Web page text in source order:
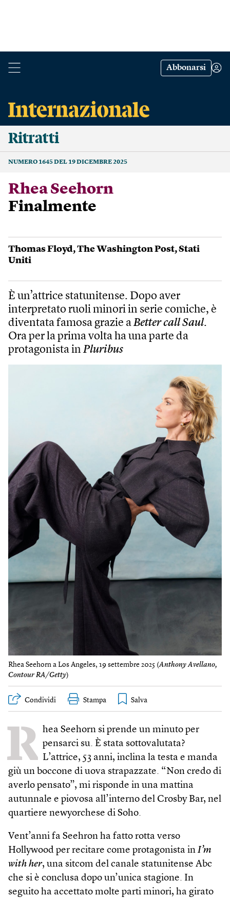
Abbonarsi
Ritratti
NUMERO 1645 DEL 19 DICEMBRE 2025
Rhea Seehorn
Finalmente
Thomas Floyd,The Washington Post,Stati
Uniti
È un’attrice statunitense. Dopo aver
interpretato ruoli minori in serie comiche, è
diventata famosa grazie aBetter call Saul.
Ora per la prima volta ha una parte da
protagonista in Pluribus
Rhea Seehorn a Los Angeles, 19 settembre 2025 (Anthony Avellano,
Contour RA/Getty)
Condividi Stampa
R hea Seehorn si prende un minuto per
pensarci su. È stata sottovalutata?
L’attrice, 53 anni, inclina la testa e manda
giù un boccone di uova strapazzate. “Non credo di
averlo pensato”, mi risponde in una mattina
autunnale e piovosa all’interno del Crosby Bar, nel
quartiere newyorchese di Soho.
Vent’anni fa Seehron ha fatto rotta verso
Hollywood per recitare come protagonista in I’m
with her, una sitcom del canale statunitense Abc
che si è conclusa dopo un’unica stagione. In
seguito ha accettato molte parti minori, ha girato